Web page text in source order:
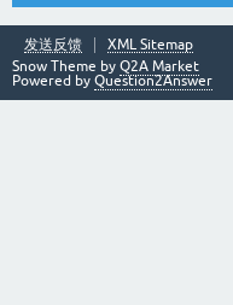
发送反馈
XML Sitemap
Snow Theme by Q2A Market
Powered by Question2Answer